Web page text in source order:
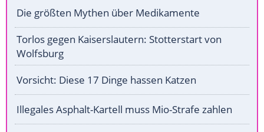
Die größten Mythen über Medikamente
Torlos gegen Kaiserslautern: Stotterstart von
Wolfsburg
Vorsicht: Diese 17 Dinge hassen Katzen
Illegales Asphalt-Kartell muss Mio-Strafe zahlen